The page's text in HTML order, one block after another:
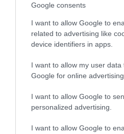
Google consents
I want to allow Google to
related to advertising like
device identifiers in apps.
I want to allow my user data
Google for online
I want to allow Google to
personalized advertising.
I want to allow Google to
Szerencsére nem kell
mivel hazánkban is
2024. NOVEMBER 28. ● HAMU ÉS
5 európai
ahol a gyerekek